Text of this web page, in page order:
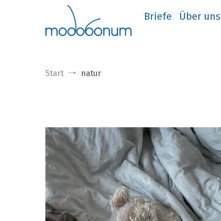
Briefe Über uns
Start natur